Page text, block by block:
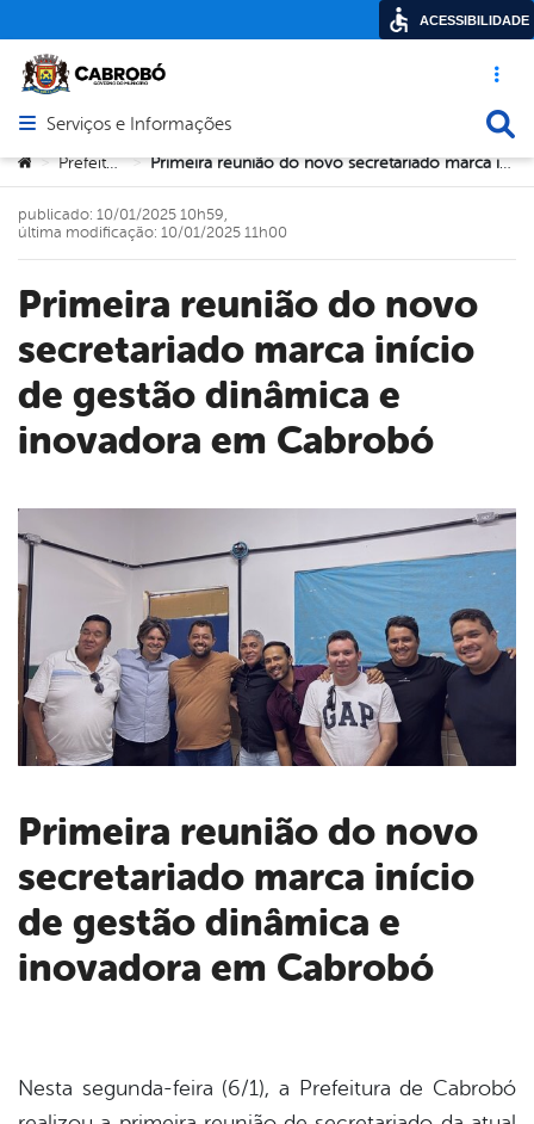
Acesso
Abrir menu principal de navegação
Serviços e Informações
Você está aqui:
> Prefeitura > Primeira reunião do novo secretariado marca início de gestão dinâmica e inovadora em Cabrobó
Primeira reunião do novo
secretariado marca início
de gestão dinâmica e
inovadora em Cabrobó
publicado: 10/01/2025 10h59,
última modificação: 10/01/2025 11h00
Primeira reunião do novo
secretariado marca início
de gestão dinâmica e
inovadora em Cabrobó
Nesta segunda-feira (6/1), a Prefeitura de Cabrobó
ACESSIBILIDADE